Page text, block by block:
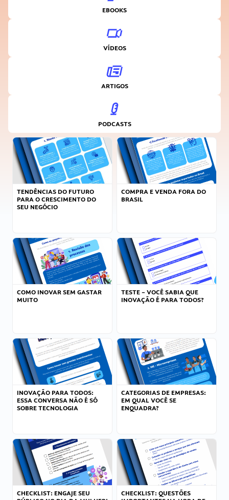
EBOOKS
VÍDEOS
ARTIGOS
PODCASTS
TENDÊNCIAS DO FUTURO
PARA O CRESCIMENTO DO
SEU NEGÓCIO
COMPRA E VENDA FORA DO
BRASIL
COMO INOVAR SEM GASTAR
MUITO
TESTE – VOCÊ SABIA QUE
INOVAÇÃO É PARA TODOS?
INOVAÇÃO PARA TODOS:
ESSA CONVERSA NÃO É SÓ
SOBRE TECNOLOGIA
CATEGORIAS DE EMPRESAS:
EM QUAL VOCÊ SE
ENQUADRA?
CHECKLIST: ENGAJE SEU
CHECKLIST: QUESTÕES